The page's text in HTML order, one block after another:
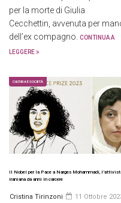
per la morte di Giulia
Cecchettin, avvenuta per
dell’ex compagno.
CONTINUA A
LEGGERE
CULTURA E SOCIETÀ
Il Nobel per la Pace a Narges Mohammadi,
iraniana da anni in carcere
Cristina Tirinzoni 11 Ottobre